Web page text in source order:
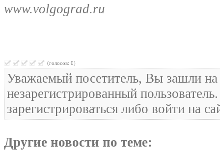
www.volgograd.ru
(голосов: 0)
Уважаемый посетитель, Вы зашли на
незарегистрированный
зарегистрироваться либо войти на
Другие новости по теме: